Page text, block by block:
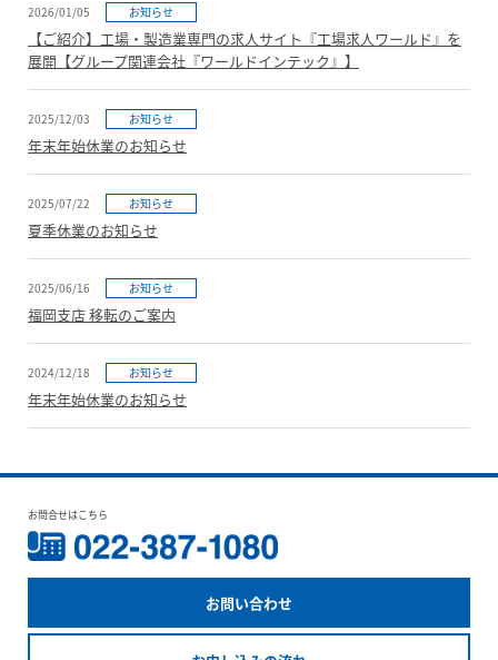
2026/01/05 お知らせ
【ご紹介】工場・製造業専門の求人サイト『工場求人ワールド』を
展開【グループ関連会社『ワールドインテック』】
2025/12/03 お知らせ
年末年始休業のお知らせ
2025/07/22 お知らせ
夏季休業のお知らせ
2025/06/16 お知らせ
福岡支店 移転のご案内
2024/12/18 お知らせ
年末年始休業のお知らせ
お問合せはこちら
お問い合わせ